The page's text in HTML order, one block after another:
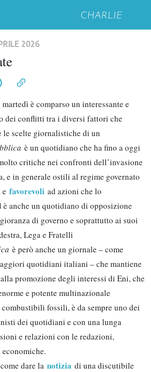
CHARLIE
2026
è comparso un interessante e
dei conflitti tra i diversi fattori che
le scelte giornalistiche di un
è un quotidiano che ha fino a oggi
critiche nei confronti dell’invasione
e in generale ostili al regime governato
favorevoli ad azioni che lo
è anche un quotidiano di opposizione
di governo e soprattutto ai suoi
Lega e Fratelli
è però anche un giornale – come
quotidiani italiani – che mantiene
promozione degli interessi di Eni, che
e potente multinazionale
fossili, è da sempre uno dei
dei quotidiani e con una lunga
e relazioni con le redazioni,
dare la notizia di una discutibile